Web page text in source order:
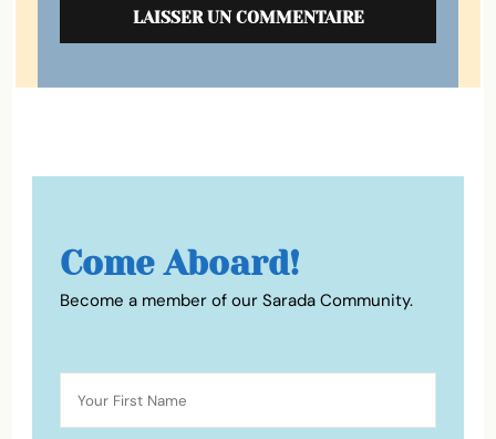
Come Aboard!
Become a member of our Sarada Community.